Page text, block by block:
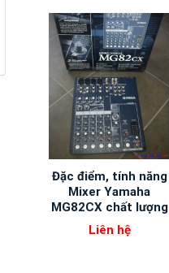
Đặc điểm, tính năng
Mixer Yamaha
MG82CX chất lượng
Liên hệ